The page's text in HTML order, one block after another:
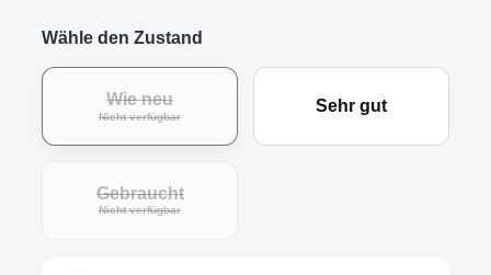
Wähle den Zustand
Wie neu
Nicht verfügbar(Diese Option ist zurzeit nicht verfügbar.)
Sehr gut
Gebraucht
Nicht verfügbar(Diese Option ist zurzeit nicht verfügbar.)